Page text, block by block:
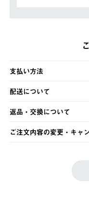
支払い方法
以下のいずれかの方法で
・クレジットカード決済
・コンビニ決済
・Pay-easy決済
配送について
【発送スケジュール】
ご注文・ご入金完了より
土日祝の発送はございま
の発送となる場合がござ
返品・交換について
※お客様都合の場合
お客様都合の返品にかか
ご注文内容の変更・キャ
LOGOS FAMILY会員の